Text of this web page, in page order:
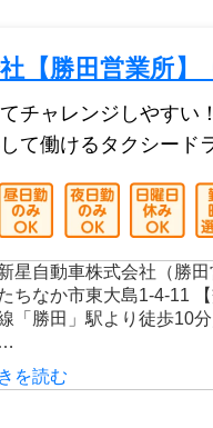
【勝田営業所】
チャレンジしやす
て働けるタクシード
新星自動車株式会社（勝
ちなか市東大島1-4-11
「勝田」駅より徒歩10
を読む